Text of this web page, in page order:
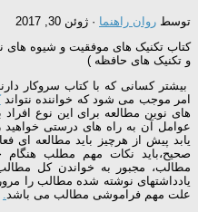
توسط روان راهنما · ژوئن 30, 2017
کتاب تکنیک های موفقیت و شیوه
و تکنیک های حافظه )
بیشتر کسانی که با کتاب سروکار
امر موجب می شود که خواننده نتواند
های نوین مطالعه برای این نوع
عوامل آن به راه های درستی خواهید
یابد پیش از هرچیز باید مطالعه ای
صحیح،باید نکات مهم مطلب هنگام
مطالب، مجبور به خواندن کل
یادداشتهای نوشته شده مطالب را
علت مهم فراموشی مطالب می باشد